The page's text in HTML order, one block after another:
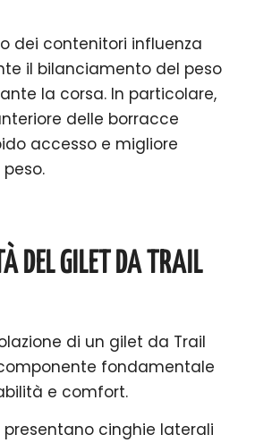
dei contenitori influenza
il bilanciamento del peso
la corsa. In particolare,
delle borracce
accesso e migliore
DEL GILET DA TRAIL
di un gilet da Trail
fondamentale
e comfort.
cinghie laterali